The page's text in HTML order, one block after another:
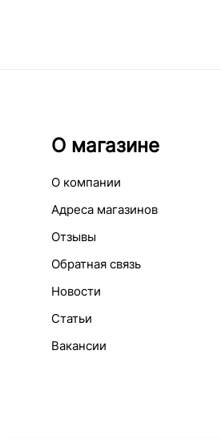
О магазине
О компании
Адреса магазинов
Отзывы
Обратная связь
Новости
Статьи
Вакансии